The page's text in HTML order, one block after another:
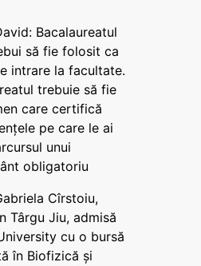
Bacalaureatul
să fie folosit ca
intrare la facultate.
trebuie să fie
care certifică
pe care le ai
unui
obligatoriu
Cîrstoiu,
Târgu Jiu, admisă
cu o bursă
în Biofizică și